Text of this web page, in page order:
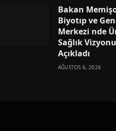
Bakan
Biyotıp ve
Merkezi nde
Sağlık
Açıkladı
AĞUSTOS 6, 2026